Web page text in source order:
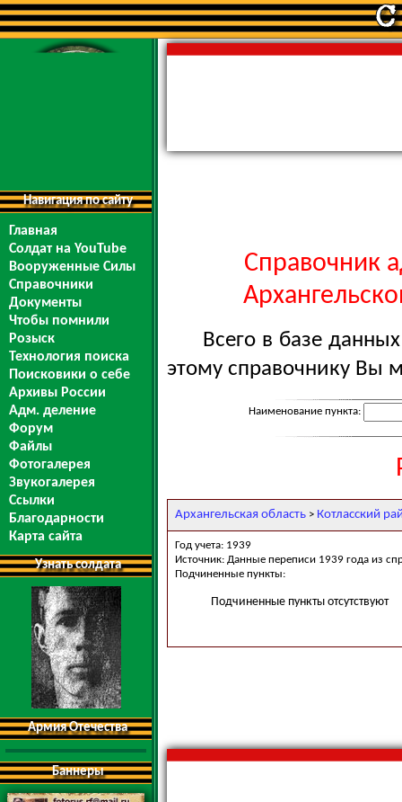
Навигация по сайту
Главная
Солдат на YouTube
Вооруженные Силы
Справочники
Документы
Чтобы помнили
Розыск
Технология поиска
Поисковики о себе
Архивы России
Адм. деление
Форум
Файлы
Фотогалерея
Звукогалерея
Ссылки
Благодарности
Карта сайта
Узнать солдата
Армия Отечества
Баннеры
Справочник
Всего в базе
этому справочнику Вы
Наименование пункта:
Архангельская область > Котласский
Год учета: 1939
Источник: Данные переписи 1939 года из
Подчиненные пункты:
Подчиненные пункты отсутствуют